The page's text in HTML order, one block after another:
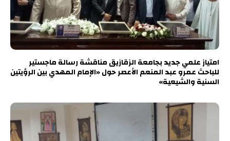
امتياز علمي جديد بجامعة الزقازيق مناقشة رسالة ماجستير
للباحث عمرو عبد المنعم الأعصر حول «الإمام المهدي بين الرؤيتين
السنية والشيعية»